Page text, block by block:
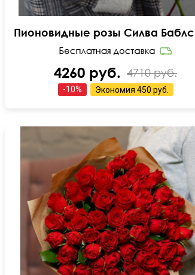
4260 руб. 4710 руб.
-10% Экономия 450 руб.
Мини-розочки 40 см